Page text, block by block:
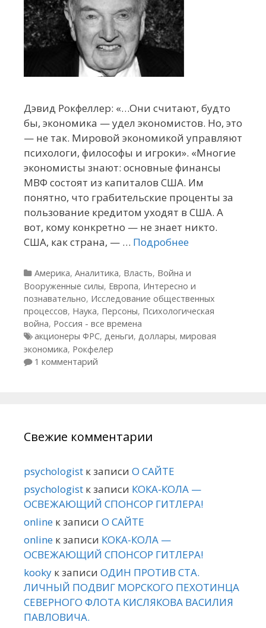
Дэвид Рокфеллер: «…Они считают, будто
бы, экономика — удел экономистов. Но, это
— не так. Мировой экономикой управляют
психологи, философы и игроки». «Многие
экономисты знают: основные финансы
МВФ состоят из капиталов США. Им
понятно, что грабительские проценты за
пользование кредитом уходят в США. А
вот, кому конкретно — не знает никто.
США, как страна, — … Подробнее
Рубрики
Америка, Аналитика, Власть, Война и
Вооруженные силы, Европа, Интересно и
познавательно, Исследование общественных
процессов, Наука, Персоны, Психологическая
война, Россия - все времена
Метки
акционеры ФРС, деньги, доллары, мировая
экономика, Рокфелер
1 комментарий
Свежие комментарии
psychologist к записи О САЙТЕ
psychologist к записи КОКА-КОЛА —
ОСВЕЖАЮЩИЙ СПОНСОР ГИТЛЕРА!
online к записи О САЙТЕ
online к записи КОКА-КОЛА —
ОСВЕЖАЮЩИЙ СПОНСОР ГИТЛЕРА!
kooky к записи ОДИН ПРОТИВ СТА.
ЛИЧНЫЙ ПОДВИГ МОРСКОГО ПЕХОТИНЦА
СЕВЕРНОГО ФЛОТА КИСЛЯКОВА ВАСИЛИЯ
ПАВЛОВИЧА.